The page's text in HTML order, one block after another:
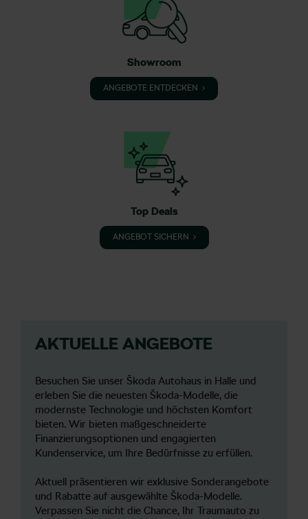
Showroom
ANGEBOTE ENTDECKEN
Top Deals
ANGEBOT SICHERN
AKTUELLE ANGEBOTE
Besuchen Sie unser Škoda Autohaus in Halle und
erleben Sie die neuesten Škoda-Modelle, die
modernste Technologie und höchsten Komfort
bieten. Wir bieten maßgeschneiderte
Finanzierungsoptionen und engagierten
Kundenservice, um Ihre Bedürfnisse zu erfüllen.
Aktuell präsentieren wir exklusive Sonderangebote
und Rabatte auf ausgewählte Škoda-Modelle.
Verpassen Sie nicht die Chance, Ihr Traumauto zu